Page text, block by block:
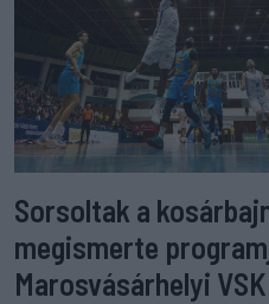
Sorsoltak a
megismerte
Marosvásárhelyi VSK